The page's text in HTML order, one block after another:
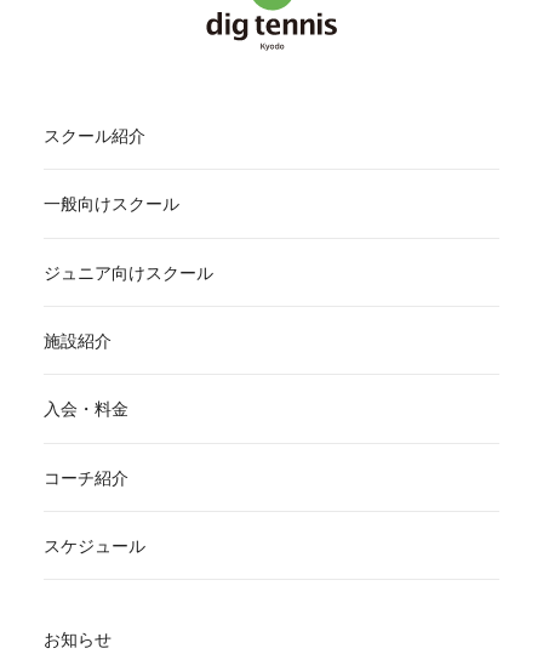
スクール紹介
一般向けスクール
ジュニア向けスクール
施設紹介
入会・料金
コーチ紹介
スケジュール
お知らせ